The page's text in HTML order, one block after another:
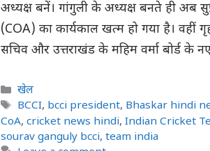
अध्यक्ष बनें। गांगुली के अध्यक्ष बनते ही अब
(COA) का कार्यकाल खत्म हो गया है। वहीं
सचिव और उत्तराखंड के महिम वर्मा बोर्ड के
Categories
खेल
Tags
BCCI, bcci president, Bhaskar hindi
CoA, cricket news hindi, Indian Cricket
sourav ganguly bcci, team india